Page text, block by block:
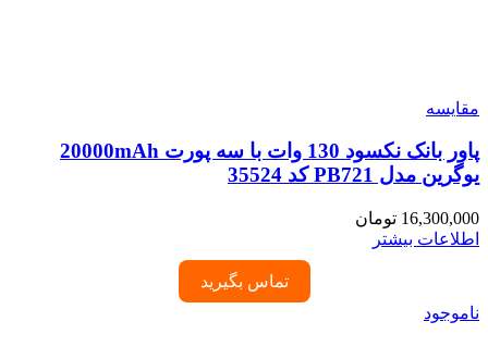
مقایسه
پاور بانک نکسود 130 وات با سه پورت 20000mAh
یوگرین مدل PB721 کد 35524
16,300,000 تومان
اطلاعات بیشتر
تماس بگیرید
ناموجود